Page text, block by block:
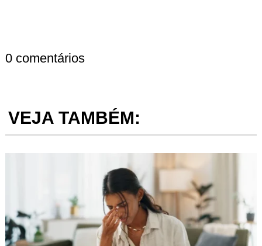
0 comentários
VEJA TAMBÉM: